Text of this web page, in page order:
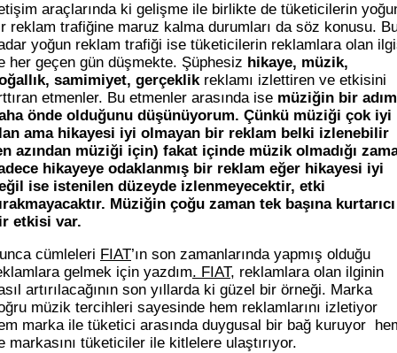
araçlarında ki gelişme ile birlikte de tüketicilerin
reklam trafiğine maruz kalma durumları da söz konusu.
yoğun reklam trafiği ise tüketicilerin reklamlara olan
her geçen gün düşmekte. Şüphesiz hikaye, müzik,
samimiyet, gerçeklikreklamı izlettiren ve etkisini
etmenler. Bu etmenler arasında ise müziğin bir adım
önde olduğunu düşünüyorum. Çünkü müziği çok iyi
ama hikayesi iyi olmayan bir reklam belki izlenebilir
azından müziği için) fakat içinde müzik olmadığı
hikayeye odaklanmış bir reklam eğer hikayesi iyi
ise istenilen düzeyde izlenmeyecektir, etki
Müziğin çoğu zaman tek başına kurtarıcı
etkisi var.
cümleleri FIAT’ın son zamanlarında yapmış olduğu
gelmek için yazdım. FIAT, reklamlara olan ilginin
artırılacağının son yıllarda ki güzel bir örneği. Marka
müzik tercihleri sayesinde hem reklamlarını izletiyor
marka ile tüketici arasında duygusal bir bağ kuruyor
markasını tüketiciler ile kitlelere ulaştırıyor.